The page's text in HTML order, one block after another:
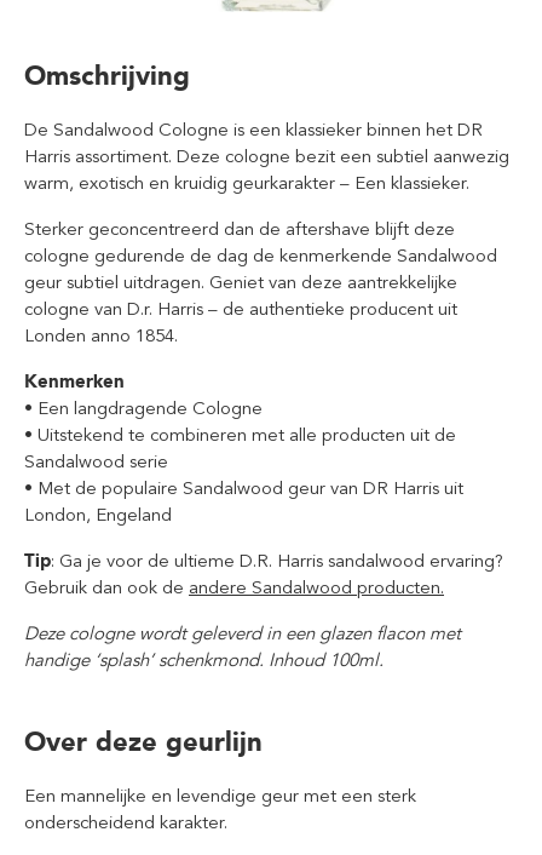
Omschrijving
De Sandalwood Cologne is een klassieker binnen het DR
Harris assortiment. Deze cologne bezit een subtiel aanwezig
warm, exotisch en kruidig geurkarakter – Een klassieker.
Sterker geconcentreerd dan de aftershave blijft deze
cologne gedurende de dag de kenmerkende Sandalwood
geur subtiel uitdragen. Geniet van deze aantrekkelijke
cologne van D.r. Harris – de authentieke producent uit
Londen anno 1854.
Kenmerken
• Een langdragende Cologne
• Uitstekend te combineren met alle producten uit de
Sandalwood serie
• Met de populaire Sandalwood geur van DR Harris uit
London, Engeland
Tip: Ga je voor de ultieme D.R. Harris sandalwood ervaring?
Gebruik dan ook de andere Sandalwood producten.
Deze cologne wordt geleverd in een glazen flacon met
handige ‘splash’ schenkmond. Inhoud 100ml.
Over deze geurlijn
Een mannelijke en levendige geur met een sterk
onderscheidend karakter.